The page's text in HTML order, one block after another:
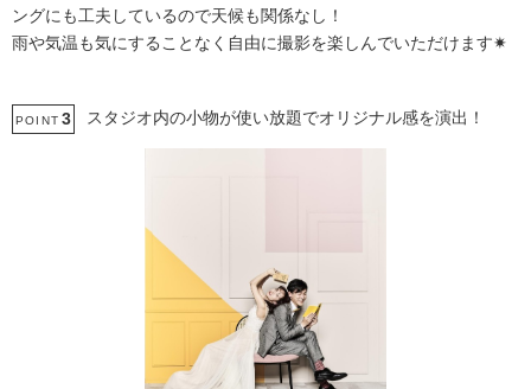
ングにも工夫しているので天候も関係なし！
雨や気温も気にすることなく自由に撮影を楽しんでいただけます✷
POINT 3 スタジオ内の小物が使い放題でオリジナル感を演出！